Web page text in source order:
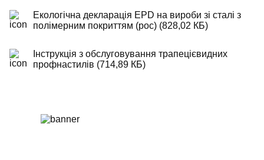
Екологічна декларація EPD на вироби зі сталі з
полімерним покриттям (рос) (828,02 КБ)
Інструкція з обслуговування трапецієвидних
профнастилів (714,89 КБ)